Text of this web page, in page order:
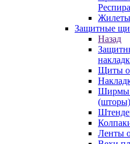
Жилеты
Защитные
Назад
Щиты
Ширмы
Ленты